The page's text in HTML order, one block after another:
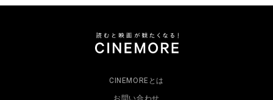
CINEMOREとは
お問い合わせ